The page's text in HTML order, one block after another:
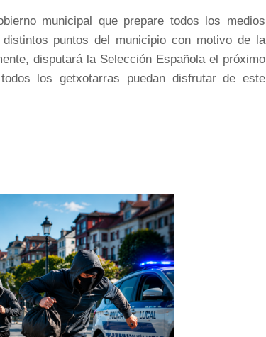
municipal que prepare todos los medios
puntos del municipio con motivo de la
disputará la Selección Española el próximo
los getxotarras puedan disfrutar de este